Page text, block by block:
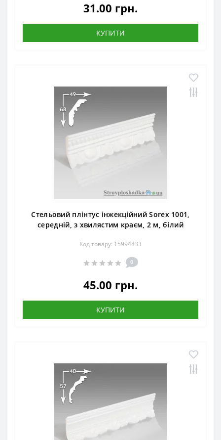
31.00 грн.
КУПИТИ
Стельовий плінтус інжекційний Sorex 1001,
середній, з хвилястим краєм, 2 м, білий
Код товару: 15994433
0
45.00 грн.
КУПИТИ